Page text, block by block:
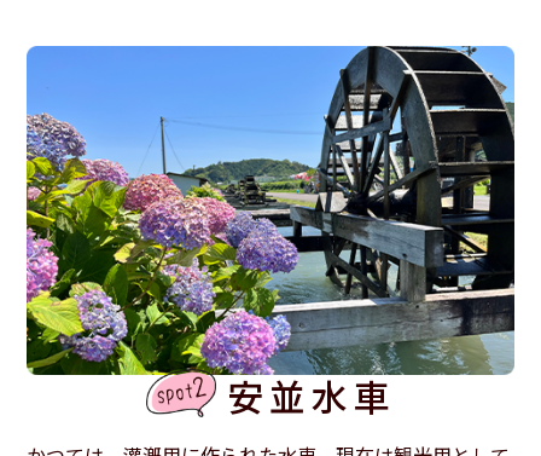
安並水車